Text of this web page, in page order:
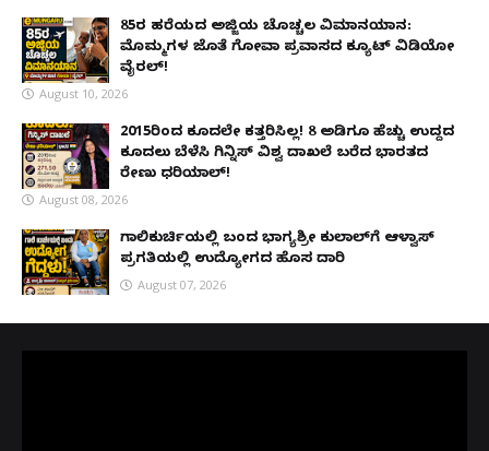
85ರ ಹರೆಯದ ಅಜ್ಜಿಯ ಚೊಚ್ಚಲ ವಿಮಾನಯಾನ:
ಮೊಮ್ಮಗಳ ಜೊತೆ ಗೋವಾ ಪ್ರವಾಸದ ಕ್ಯೂಟ್ ವಿಡಿಯೋ
ವೈರಲ್!
August 10, 2026
2015ರಿಂದ ಕೂದಲೇ ಕತ್ತರಿಸಿಲ್ಲ! 8 ಅಡಿಗೂ ಹೆಚ್ಚು ಉದ್ದದ
ಕೂದಲು ಬೆಳೆಸಿ ಗಿನ್ನಿಸ್ ವಿಶ್ವ ದಾಖಲೆ ಬರೆದ ಭಾರತದ
ರೇಣು ಧರಿಯಾಲ್!
August 08, 2026
ಗಾಲಿಕುರ್ಚಿಯಲ್ಲಿ ಬಂದ ಭಾಗ್ಯಶ್ರೀ ಕುಲಾಲ್‌ಗೆ ಆಳ್ವಾಸ್
ಪ್ರಗತಿಯಲ್ಲಿ ಉದ್ಯೋಗದ ಹೊಸ ದಾರಿ
August 07, 2026